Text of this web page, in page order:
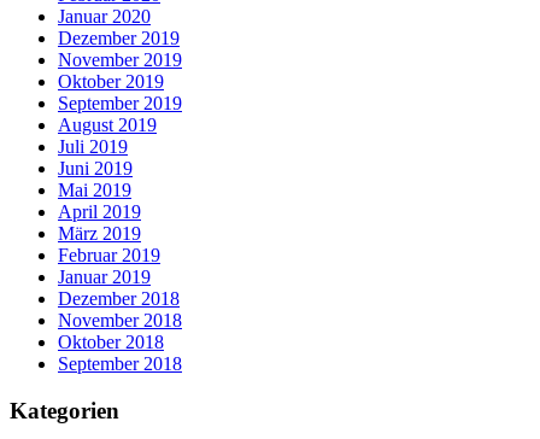
Januar 2020
Dezember 2019
November 2019
Oktober 2019
September 2019
August 2019
Juli 2019
Juni 2019
Mai 2019
April 2019
März 2019
Februar 2019
Januar 2019
Dezember 2018
November 2018
Oktober 2018
September 2018
Kategorien